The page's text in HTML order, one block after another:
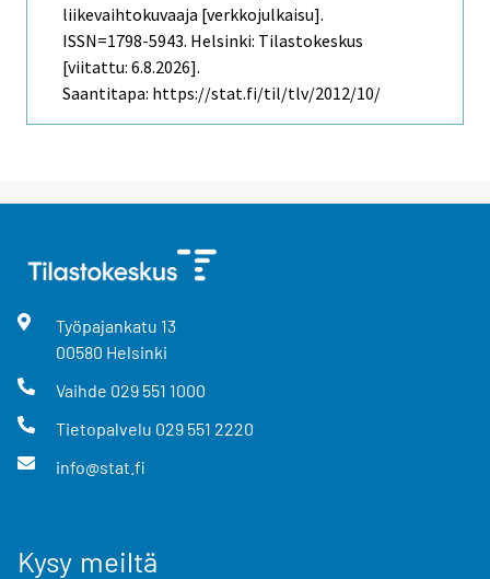
liikevaihtokuvaaja [verkkojulkaisu].
ISSN=1798-5943. Helsinki: Tilastokeskus
[viitattu: 6.8.2026].
Saantitapa: https://stat.fi/til/tlv/2012/10/
Työpajankatu 13
00580 Helsinki
Vaihde 029 551 1000
Tietopalvelu 029 551 2220
info@stat.fi
Kysy meiltä